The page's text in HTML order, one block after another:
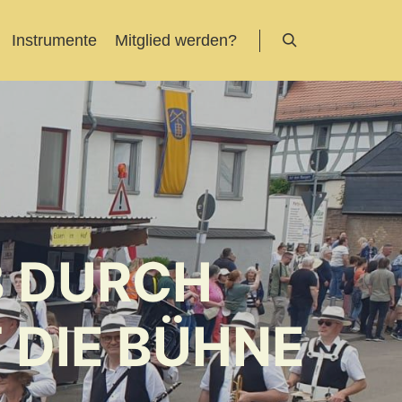
Instrumente Mitglied werden?
DURCH
BÜHNE